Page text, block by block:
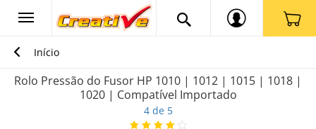
Início
Rolo Pressão do Fusor HP 1010 | 1012 | 1015 | 1018 |
1020 | Compatível Importado
4 de 5